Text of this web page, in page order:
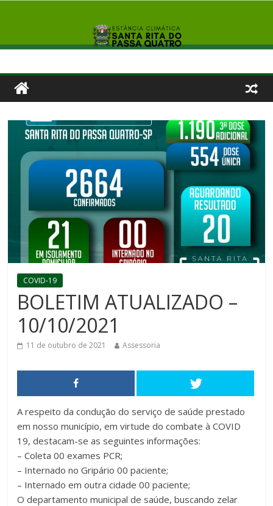
COVID-19
BOLETIM ATUALIZADO –
10/10/2021
11 de outubro de 2021 Assessoria
A respeito da condução do serviço de saúde prestado
em nosso município, em virtude do combate à COVID
19, destacam-se as seguintes informações:
– Coleta 00 exames PCR;
– Internado no Gripário 00 paciente;
– Internado em outra cidade 00 paciente;
O departamento municipal de saúde, buscando zelar